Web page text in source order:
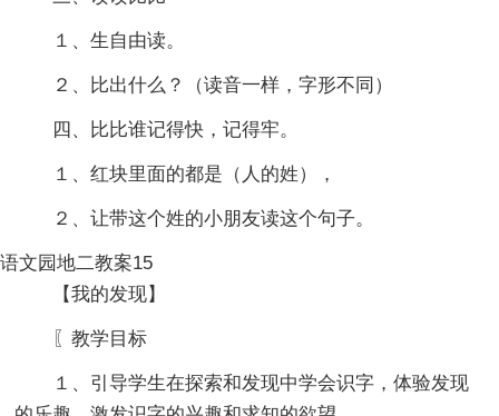
１、生自由读。
２、比出什么？（读音一样，字形不同）
四、比比谁记得快，记得牢。
１、红块里面的都是（人的姓），
２、让带这个姓的小朋友读这个句子。
语文园地二教案15
【我的发现】
〖教学目标
１、引导学生在探索和发现中学会识字，体验发现